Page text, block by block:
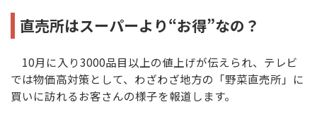
直売所はスーパーより“お得”なの？
10月に入り3000品目以上の値上げが伝えられ、テレビ
では物価高対策として、わざわざ地方の「野菜直売所」に
買いに訪れるお客さんの様子を報道します。